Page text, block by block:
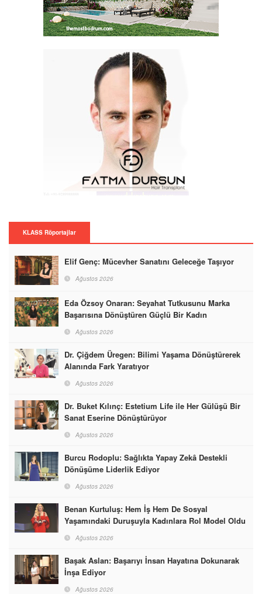
KLASS Röportajlar
Elif Genç: Mücevher Sanatını Geleceğe Taşıyor
Ağustos 2026
Eda Özsoy Onaran: Seyahat Tutkusunu Marka
Başarısına Dönüştüren Güçlü Bir Kadın
Ağustos 2026
Dr. Çiğdem Üregen: Bilimi Yaşama Dönüştürerek
Alanında Fark Yaratıyor
Ağustos 2026
Dr. Buket Kılınç: Estetium Life ile Her Gülüşü Bir
Sanat Eserine Dönüştürüyor
Ağustos 2026
Burcu Rodoplu: Sağlıkta Yapay Zekâ Destekli
Dönüşüme Liderlik Ediyor
Ağustos 2026
Benan Kurtuluş: Hem İş Hem De Sosyal
Yaşamındaki Duruşuyla Kadınlara Rol Model Oldu
Ağustos 2026
Başak Aslan: Başarıyı İnsan Hayatına Dokunarak
İnşa Ediyor
Ağustos 2026